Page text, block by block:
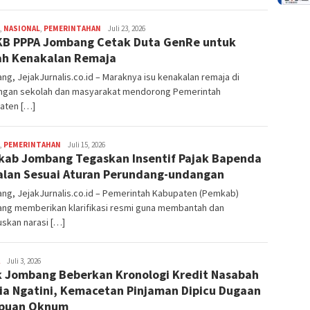
, NASIONAL, PEMERINTAHAN adminjejak
Juli 23, 2026
PPPA Jombang Cetak Duta GenRe untuk
Kenakalan Remaja
JejakJurnalis.co.id – Maraknya isu kenakalan remaja di
sekolah dan masyarakat mendorong Pemerintah
[…]
, PEMERINTAHAN adminjejak
Juli 15, 2026
Jombang Tegaskan Insentif Pajak Bapenda
Sesuai Aturan Perundang-undangan
JejakJurnalis.co.id – Pemerintah Kabupaten (Pemkab)
memberikan klarifikasi resmi guna membantah dan
narasi […]
adminjejak
Juli 3, 2026
Jombang Beberkan Kronologi Kredit Nasabah
Ngatini, Kemacetan Pinjaman Dipicu Dugaan
Oknum